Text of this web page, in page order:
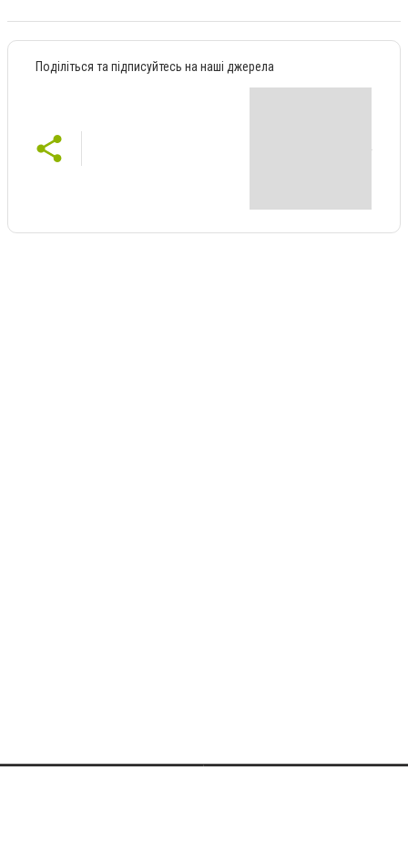
Поділіться та підписуйтесь на наші джерела